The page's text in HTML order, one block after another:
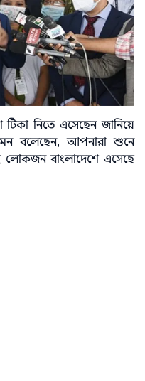
টিকা নিতে এসেছেন জানিয়ে
বলেছেন, আপনারা শুনে
বাংলাদেশে এসেছে